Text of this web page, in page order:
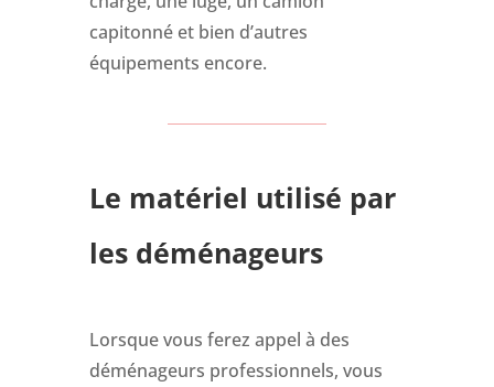
capitonné et bien d’autres
équipements encore.
Le matériel utilisé par
les déménageurs
Lorsque vous ferez appel à des
déménageurs professionnels, vous